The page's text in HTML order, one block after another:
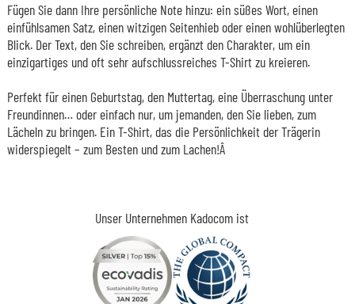
Unser Unternehmen Kadocom ist
Fügen Sie dann Ihre persönliche Note hinzu: ein süßes Wort, einen
einfühlsamen Satz, einen witzigen Seitenhieb oder einen wohlüberlegten
Blick. Der Text, den Sie schreiben, ergänzt den Charakter, um ein
einzigartiges und oft sehr aufschlussreiches T-Shirt zu kreieren.
Perfekt für einen Geburtstag, den Muttertag, eine Überraschung unter
Freundinnen… oder einfach nur, um jemanden, den Sie lieben, zum
Lächeln zu bringen. Ein T-Shirt, das die Persönlichkeit der Trägerin
widerspiegelt – zum Besten und zum Lachen!Â